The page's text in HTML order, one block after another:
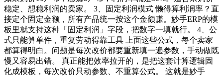
稳定、想稳利润的卖家。 3、固定利润模式 懒得算利润率？直
接定个固定金额，所有产品统一按这个金额赚。妙手ERP的模
板里就支持这种「固定利润」字段，把数字一填就行。 4、公
式只能算单件，重复劳动得靠工具 上面这些公式，每个卖家
都算得明白。问题是每次改价都要重新填一遍参数，手动做既
慢又容易出错。 真正能把效率拉开的，是把这套计算逻辑固
化成模板，每次改价只动参数、不重算公式。 这就是妙手